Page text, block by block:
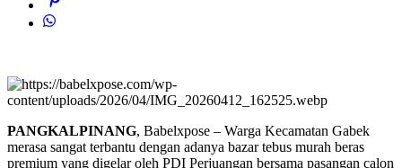
PANGKALPINANG, Babelxpose – Warga Kecamatan Gabek
merasa sangat terbantu dengan adanya bazar tebus murah beras
premium yang digelar oleh PDI Perjuangan bersama pasangan calon